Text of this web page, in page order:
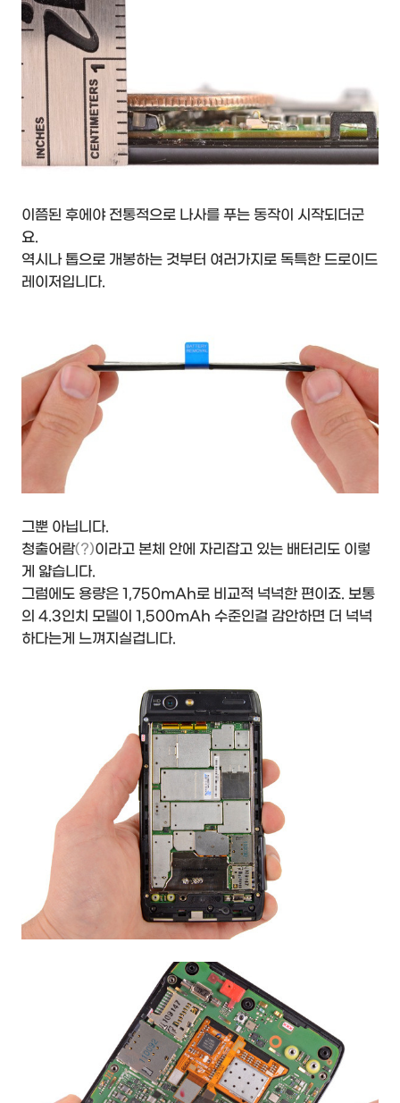
이쯤된 후에야 전통적으로 나사를 푸는 동작이 시작되더군
요.
역시나 톱으로 개봉하는 것부터 여러가지로 독특한 드로이드
레이저입니다.
그뿐 아닙니다.
청출어람(?)이라고 본체 안에 자리잡고 있는 배터리도 이렇
게 얇습니다.
그럼에도 용량은 1,750mAh로 비교적 넉넉한 편이죠. 보통
의 4.3인치 모델이 1,500mAh 수준인걸 감안하면 더 넉넉
하다는게 느껴지실겁니다.